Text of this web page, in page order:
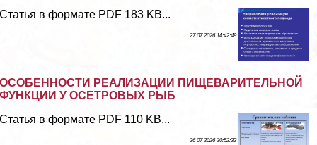
Статья в формате PDF 183 KB...
27 07 2026 14:42:49
ОСОБЕННОСТИ РЕАЛИЗАЦИИ ПИЩЕВАРИТЕЛЬНОЙ
ФУНКЦИИ У ОСЕТРОВЫХ РЫБ
Статья в формате PDF 110 KB...
26 07 2026 20:52:33